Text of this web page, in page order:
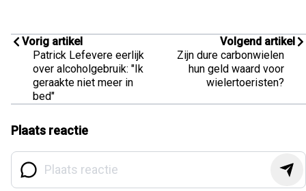
Vorig artikel
Patrick Lefevere eerlijk
over alcoholgebruik: "Ik
geraakte niet meer in
bed"
Volgend artikel
Zijn dure carbonwielen
hun geld waard voor
wielertoeristen?
Plaats reactie